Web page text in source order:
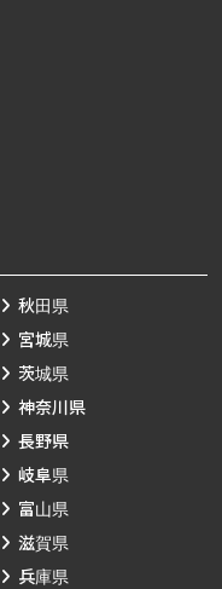
秋田県
宮城県
茨城県
神奈川県
長野県
岐阜県
富山県
滋賀県
兵庫県